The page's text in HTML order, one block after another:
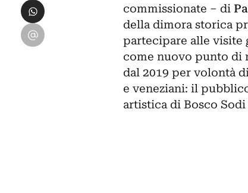
commissionate – di
della dimora storica
partecipare alle visite
come nuovo punto di
dal 2019 per volontà
e veneziani: il
artistica di Bosco
Condividi su WhatsApp
Condividi su Email